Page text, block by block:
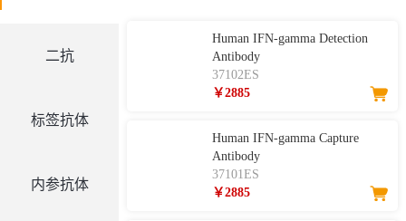
二抗
标签抗体
内参抗体
Human IFN-gamma Detection
Antibody
37102ES
￥2885
Human IFN-gamma Capture
Antibody
37101ES
￥2885